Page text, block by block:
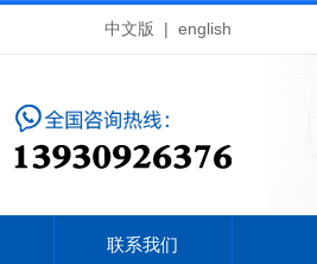
中文版 | english
联系我们